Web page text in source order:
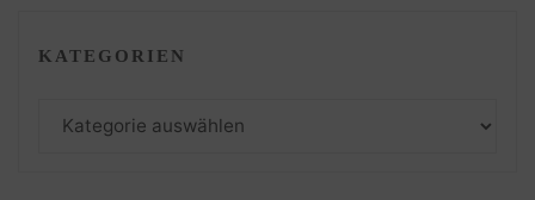
KATEGORIEN
Kategorien